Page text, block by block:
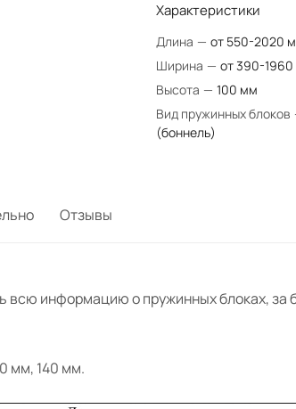
Характеристики
Длина — от 550-2020
Ширина — от 390-
Высота — 100 мм
Вид пружинных блоков
(боннель)
Отзывы
всю информацию о пружинных блоках,
мм, 140 мм.